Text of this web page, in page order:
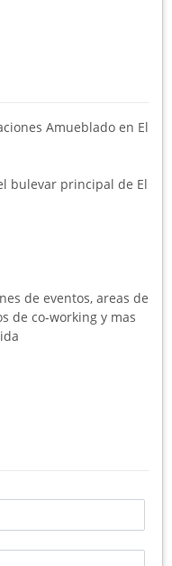
Amueblado en El
bulevar principal de El
de eventos, areas de
de co-working y mas